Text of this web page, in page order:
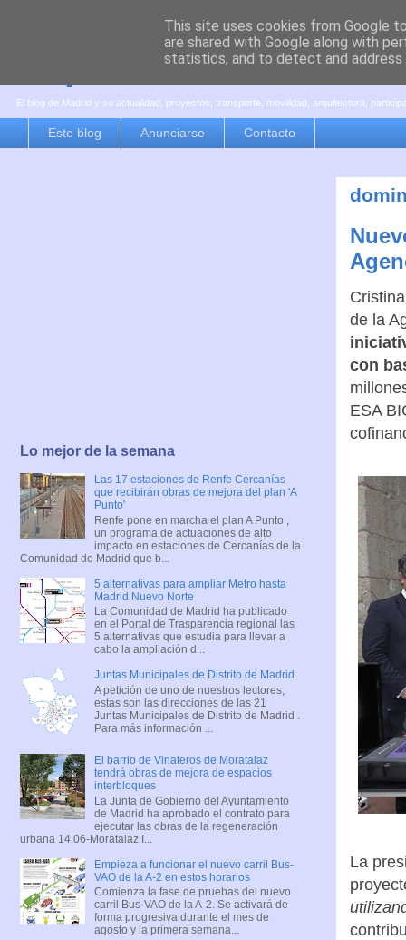
es por madrid
El blog de Madrid y su actualidad, proyectos, transporte, movilidad, arquitectura,
Este blog Anunciarse Contacto
de la
con
ESA
La
Lo mejor de la semana
Las 17 estaciones de Renfe Cercanías
que recibirán obras de mejora del plan 'A
Punto'
Renfe pone en marcha el plan A Punto ,
un programa de actuaciones de alto
impacto en estaciones de Cercanías de la
Comunidad de Madrid que b...
5 alternativas para ampliar Metro hasta
Madrid Nuevo Norte
La Comunidad de Madrid ha publicado
en el Portal de Trasparencia regional las
5 alternativas que estudia para llevar a
cabo la ampliación d...
Juntas Municipales de Distrito de Madrid
A petición de uno de nuestros lectores,
estas son las direcciones de las 21
Juntas Municipales de Distrito de Madrid .
Para más información ...
El barrio de Vinateros de Moratalaz
tendrá obras de mejora de espacios
interbloques
La Junta de Gobierno del Ayuntamiento
de Madrid ha aprobado el contrato para
ejecutar las obras de la regeneración
urbana 14.06-Moratalaz I...
Empieza a funcionar el nuevo carril Bus-
VAO de la A-2 en estos horarios
Comienza la fase de pruebas del nuevo
carril Bus-VAO de la A-2. Se activará de
forma progresiva durante el mes de
agosto y la primera semana...
This site uses cookies from Google
are shared with Google along with
statistics, and to detect and address